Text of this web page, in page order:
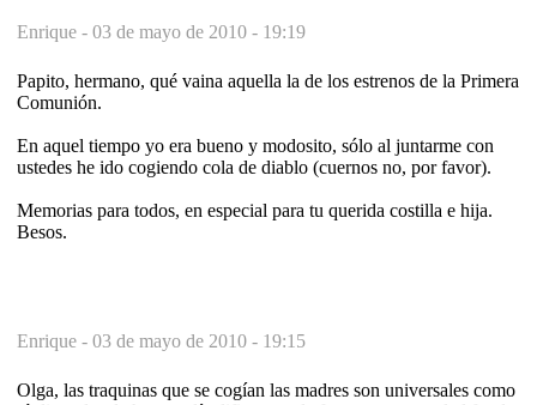
Enrique - 03 de mayo de 2010 - 19:19
Papito, hermano, qué vaina aquella la de los estrenos de la Primera
Comunión.
En aquel tiempo yo era bueno y modosito, sólo al juntarme con
ustedes he ido cogiendo cola de diablo (cuernos no, por favor).
Memorias para todos, en especial para tu querida costilla e hija.
Besos.
Enrique - 03 de mayo de 2010 - 19:15
Olga, las traquinas que se cogían las madres son universales como